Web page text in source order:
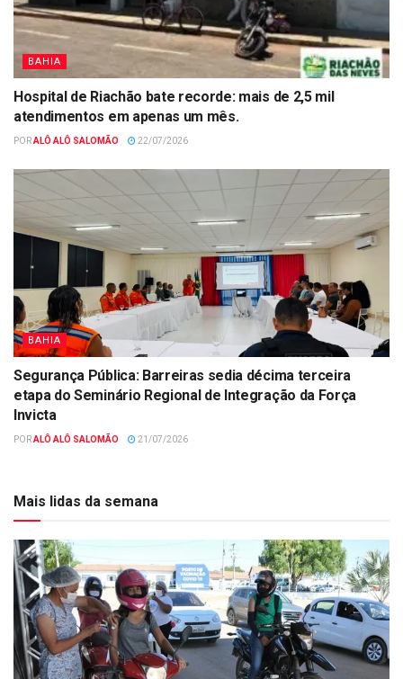
BAHIA
Hospital de Riachão bate recorde: mais de 2,5 mil
atendimentos em apenas um mês.
PORALÔ ALÔ SALOMÃO 22/07/2026
BAHIA
Segurança Pública: Barreiras sedia décima terceira
etapa do Seminário Regional de Integração da Força
Invicta
PORALÔ ALÔ SALOMÃO 21/07/2026
Mais lidas da semana